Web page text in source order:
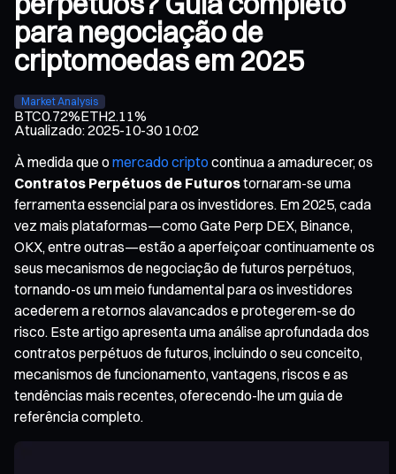
para negociação de
criptomoedas em 2025
Market Analysis
BTC0.72%ETH2.11%
Atualizado:2025-10-30 10:02
À medida que omercado criptocontinua a amadurecer, os
Contratos Perpétuos de Futurostornaram-se uma
ferramenta essencial para os investidores. Em 2025, cada
vez mais plataformas—como Gate Perp DEX, Binance,
OKX, entre outras—estão a aperfeiçoar continuamente os
seus mecanismos de negociação de futuros perpétuos,
tornando-os um meio fundamental para os investidores
acederem a retornos alavancados e protegerem-se do
risco. Este artigo apresenta uma análise aprofundada dos
contratos perpétuos de futuros, incluindo o seu conceito,
mecanismos de funcionamento, vantagens, riscos e as
tendências mais recentes, oferecendo-lhe um guia de
referência completo.